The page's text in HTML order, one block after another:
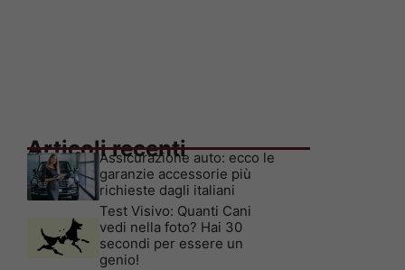
Articoli recenti
Assicurazione auto: ecco le
garanzie accessorie più
richieste dagli italiani
Test Visivo: Quanti Cani
vedi nella foto? Hai 30
secondi per essere un
genio!